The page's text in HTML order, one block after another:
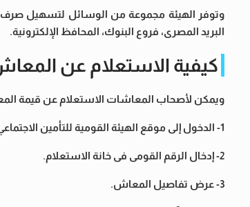
البريد المصرى، فروع البنوك، المحافظ الإلكترونية.
كيفية الاستعلام عن المعاش
ويمكن لأصحاب المعاشات الاستعلام عن قيمة
1- الدخول إلى موقع الهيئة القومية للتأمين الاجتماعي.
2- إدخال الرقم القومى فى خانة الاستعلام.
3- عرض تفاصيل المعاش.